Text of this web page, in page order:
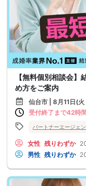
【無料個別相談会
め方をご案内
仙台市 | 8月11日(
受付終了まで42時
パートナーエージェン
女性 残りわずか
男性 残りわずか